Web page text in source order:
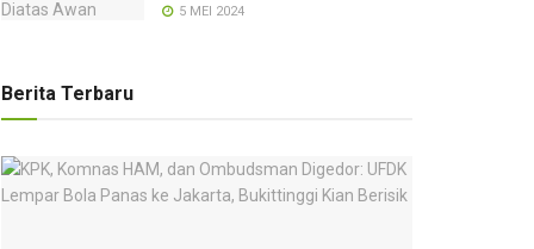
5 MEI 2024
Berita Terbaru